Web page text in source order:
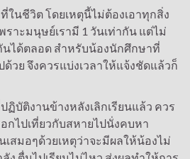
นชีวิต โดยเหตุนี้ไม่ต้องเอาทุกสิ่ง
ราะมนุษย์เรามี 1 วันเท่ากัน แต่ไม่
นได้ตลอด สำหรับน้องนักศึกษาที่
ด้วย จึงควรแบ่งเวลาให้แจ้งชัดแล้วก็
บัติงานข้างหลังเลิกเรียนแล้ว ควร
ไปเที่ยวกับสหายไปนั่งคบหา
สมอๆด้วยเหตุว่าจะมีผลให้น้องไม่